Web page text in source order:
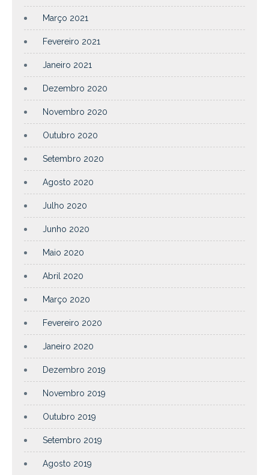
Março 2021
Fevereiro 2021
Janeiro 2021
Dezembro 2020
Novembro 2020
Outubro 2020
Setembro 2020
Agosto 2020
Julho 2020
Junho 2020
Maio 2020
Abril 2020
Março 2020
Fevereiro 2020
Janeiro 2020
Dezembro 2019
Novembro 2019
Outubro 2019
Setembro 2019
Agosto 2019